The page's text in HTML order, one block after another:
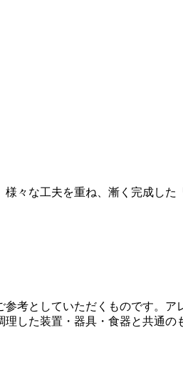
々な工夫を重ね、漸く完成した
考としていただくものです。ア
した装置・器具・食器と共通の